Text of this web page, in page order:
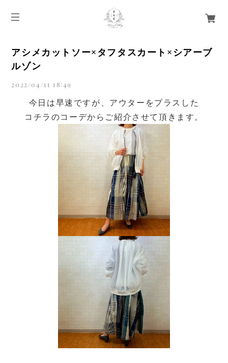
アシメカットソー×タフタスカート×シアーブ
ルゾン
2022/04/11 18:49
今日は早速ですが、アウターをプラスした
コチラのコーデからご紹介させて頂きます。